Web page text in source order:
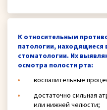
К относительным
патологии, находящиеся
стоматологии. Их
осмотра полости рта:
воспалительные
достаточно сильная
или нижней челюсти;